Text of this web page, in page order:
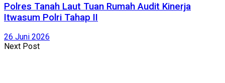
Polres Tanah Laut Tuan Rumah Audit Kinerja
Itwasum Polri Tahap II
26 Juni 2026
Next Post